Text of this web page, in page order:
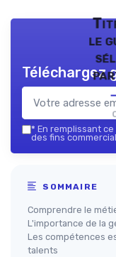
le
Téléchargez
* En remplissant ce
des fins
SOMMAIRE
Comprendre le
L'importance de la
Les compétences
talents